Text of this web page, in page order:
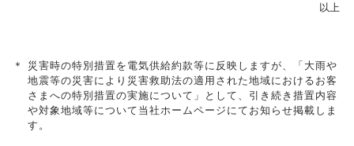
以上
＊ 災害時の特別措置を電気供給約款等に反映しますが、「大雨や
地震等の災害により災害救助法の適用された地域におけるお客
さまへの特別措置の実施について」として、引き続き措置内容
や対象地域等について当社ホームページにてお知らせ掲載しま
す。